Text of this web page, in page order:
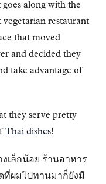
along with the
restaurant
that moved
and decided they
take advantage of
they serve pretty
Thai dishes!
เล็กน้อย ร้านอาหาร
ที่ผมไปทานมาก็ยังมี